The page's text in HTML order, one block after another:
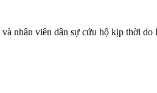
nhân viên dân sự cứu hộ kịp thời